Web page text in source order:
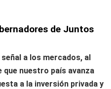
de Juntos
a los mercados, al
que nuestro país avanza
a la inversión privada y